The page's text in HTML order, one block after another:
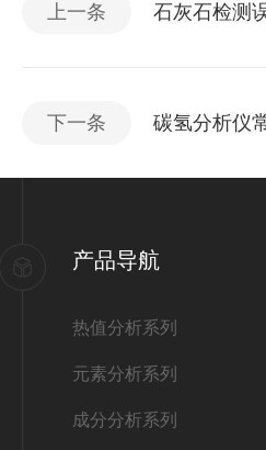
上一条 石灰石检测
下一条 碳氢分析仪
产品导航
热值分析系列
元素分析系列
成分分析系列